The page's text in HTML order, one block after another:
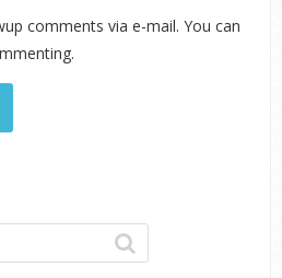
comments via e-mail. You can